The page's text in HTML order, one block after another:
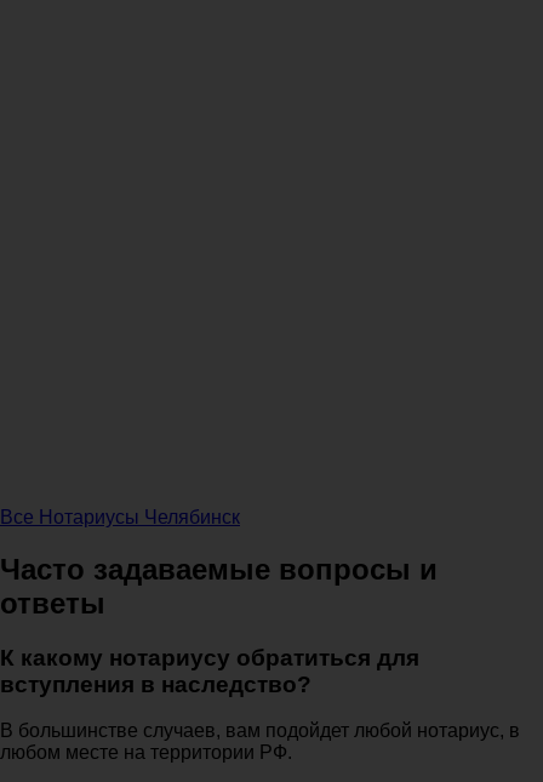
Все Нотариусы Челябинск
Часто задаваемые вопросы и
ответы
К какому нотариусу обратиться для
вступления в наследство?
В большинстве случаев, вам подойдет любой нотариус, в
любом месте на территории РФ.